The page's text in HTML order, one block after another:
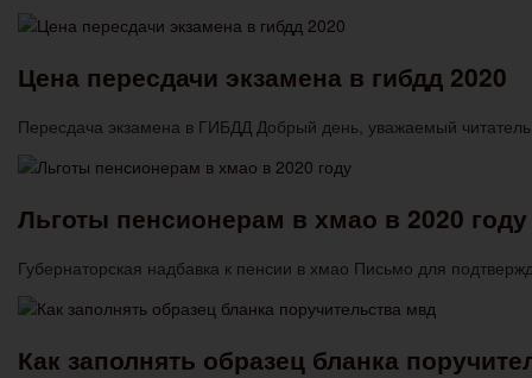
Цена пересдачи экзамена в гибдд 2020
Пересдача экзамена в ГИБДД Добрый день, уважаемый
Льготы пенсионерам в хмао в 2020 году
Губернаторская надбавка к пенсии в хмао Письмо для
Как заполнять образец бланка